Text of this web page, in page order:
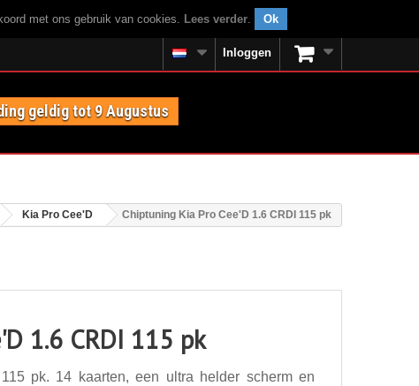
met ons gebruik van cookies. Lees verder. Ok
Inloggen
geldig tot 9 Augustus
Kia Pro Cee'D Chiptuning Kia Pro Cee'D 1.6 CRDI 115 pk
1.6 CRDI 115 pk
pk. 14 kaarten, een ultra helder scherm en